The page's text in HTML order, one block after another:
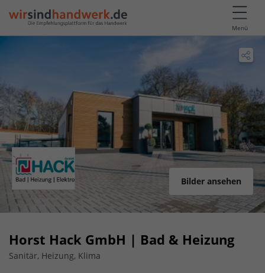
Menü
Bilder ansehen
Horst Hack GmbH | Bad & Heizung
Sanitär, Heizung, Klima